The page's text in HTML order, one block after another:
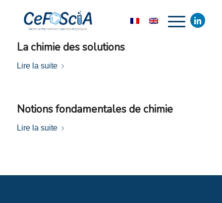
La chimie des solutions
Lire la suite
Notions fondamentales de chimie
Lire la suite